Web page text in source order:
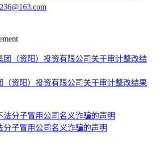
（资阳）投资有限公司关于审计整改结果
分子冒用公司名义诈骗的声明